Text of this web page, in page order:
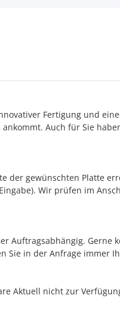
Fertigung und
Auch für Sie
der gewünschten Platte
Wir prüfen im
Gerne
Sie in der Anfrage immer
Aktuell nicht zur